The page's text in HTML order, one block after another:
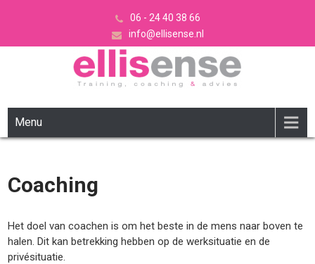
06 - 24 40 38 66
info@ellisense.nl
ELLISENSE
Menu
Coaching
Het doel van coachen is om het beste in de mens naar boven te
halen. Dit kan betrekking hebben op de werksituatie en de
privésituatie.